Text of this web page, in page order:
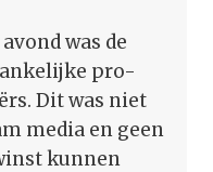
was de
pro-
Dit was niet
media en geen
kunnen